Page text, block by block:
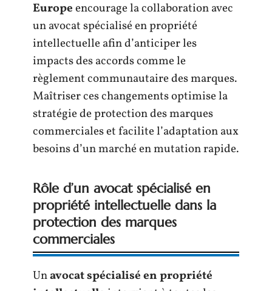
Europeencourage la collaboration avec
un avocat spécialisé en propriété
intellectuelle afin d’anticiper les
impacts des accords comme le
règlement communautaire des marques.
Maîtriser ces changements optimise la
stratégie de protection des marques
commerciales et facilite l’adaptation aux
besoins d’un marché en mutation rapide.
Rôle d’un avocat spécialisé en
propriété intellectuelle dans la
protection des marques
commerciales
Unavocat spécialisé en propriété